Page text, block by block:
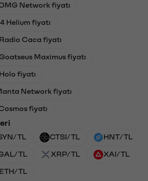
Network fiyatı
Helium fiyatı
Caca fiyatı
Maximus fiyatı
fiyatı
Network fiyatı
fiyatı
TL CTSI/TL HNT/TL
TL XRP/TL XAI/TL
ETH/TL